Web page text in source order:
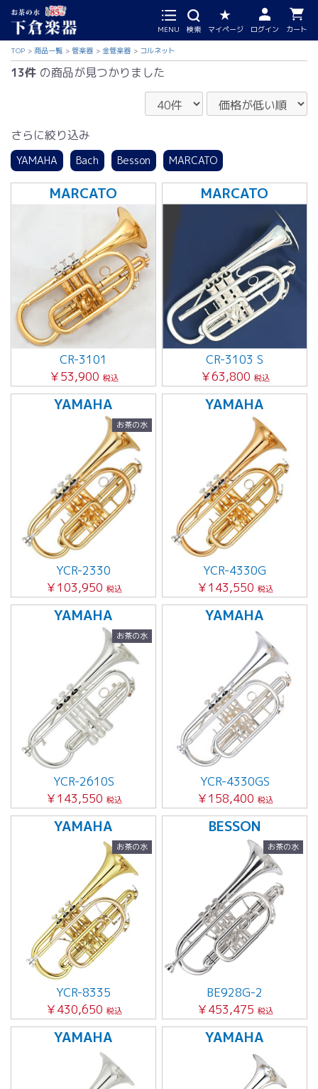
MENU 検索 マイページ ログイン カート
TOP 商品一覧 管楽器 金管楽器 コルネット
13件 の商品が見つかりました
さらに絞り込み
YAMAHA Bach Besson MARCATO
MARCATO
CR-3101
￥53,900 税込
MARCATO
CR-3103 S
￥63,800 税込
YAMAHA
お茶の水
YCR-2330
￥103,950 税込
YAMAHA
YCR-4330G
￥143,550 税込
YAMAHA
お茶の水
YCR-2610S
￥143,550 税込
YAMAHA
YCR-4330GS
￥158,400 税込
YAMAHA
お茶の水
YCR-8335
￥430,650 税込
BESSON
お茶の水
BE928G-2
￥453,475 税込
YAMAHA YAMAHA